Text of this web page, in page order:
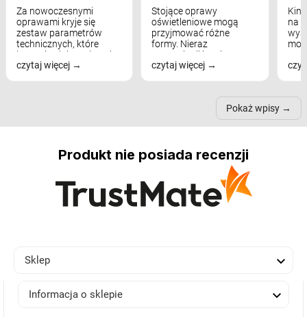
Za nowoczesnymi
oprawami kryje się
zestaw parametrów
technicznych, które
bezpośrednio wpływają
na komfort widzenia,
czytaj więcej
Stojące oprawy
oświetleniowe mogą
przyjmować różne
formy. Nieraz
wspominaliśmy już
modele na łukowych
nich może przydać się w
czytaj więcej
na
Pokaż wpisy
Produkt nie posiada recenzji
Sklep 
Informacja o sklepie 